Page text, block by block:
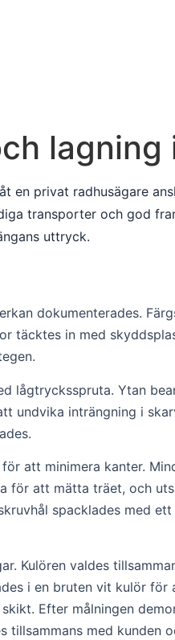
lagning
en privat radhusägare
transporter och god
uttryck.
dokumenterades.
in med
lågtrycksspruta. Ytan
inträngning i
att minimera kanter.
för att mätta träet, och
spacklades med
Kulören valdes
i en bruten vit kulör
Efter målningen
med kunden